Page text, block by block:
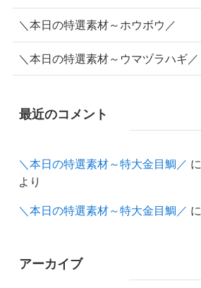
＼本日の特選素材～ホウボウ／
＼本日の特選素材～ウマヅラハギ／
最近のコメント
＼本日の特選素材～特大金目鯛／ に
より
＼本日の特選素材～特大金目鯛／ に
アーカイブ